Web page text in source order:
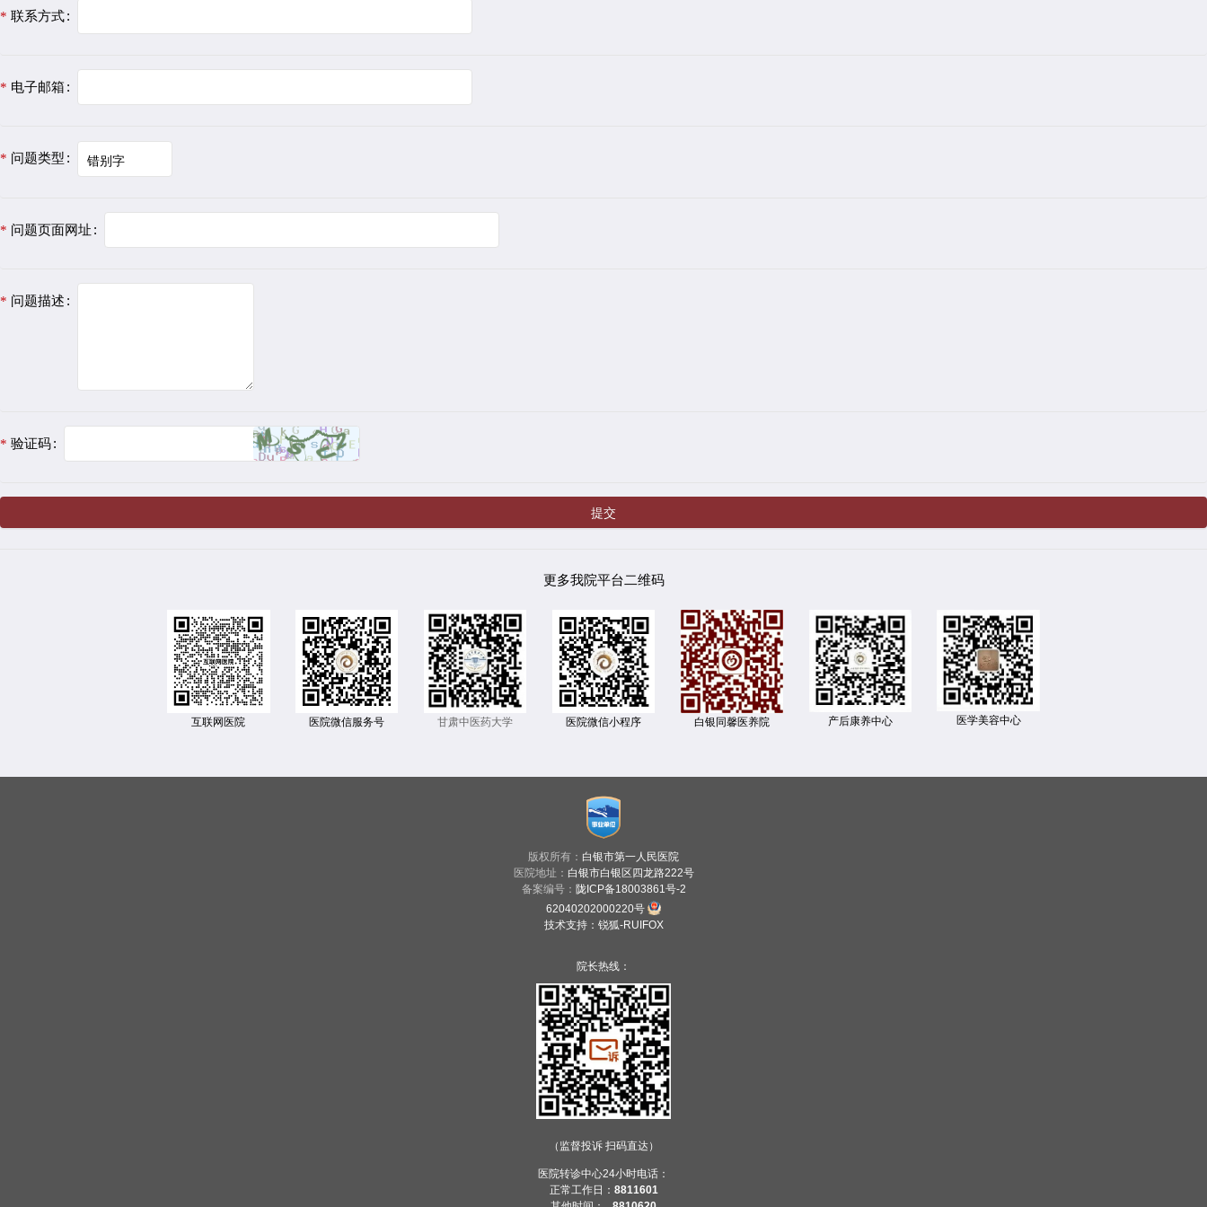
联系方式
电子邮箱
问题类型
问题页面网址
问题描述
验证码
提交
更多我院平台二维码
互联网医院 医院微信服务号 甘肃中医药大学 医院微信小程序 白银同馨医养院 产后康养中心 医学美容中心
版权所有： 白银市第一人民医院
医院地址： 白银市白银区四龙路222号
备案编号： 陇ICP备18003861号-2
62040202000220号
技术支持： 锐狐-RUIFOX
院长热线：
（监督投诉 扫码直达）
医院转诊中心24小时电话：
正常工作日： 8811601